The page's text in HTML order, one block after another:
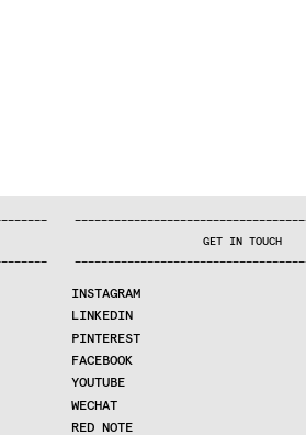
———————
———————
———————————————————————————————————
GET IN TOUCH
———————————————————————————————————
INSTAGRAM
LINKEDIN
PINTEREST
FACEBOOK
YOUTUBE
WECHAT
RED NOTE